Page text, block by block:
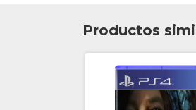
Productos